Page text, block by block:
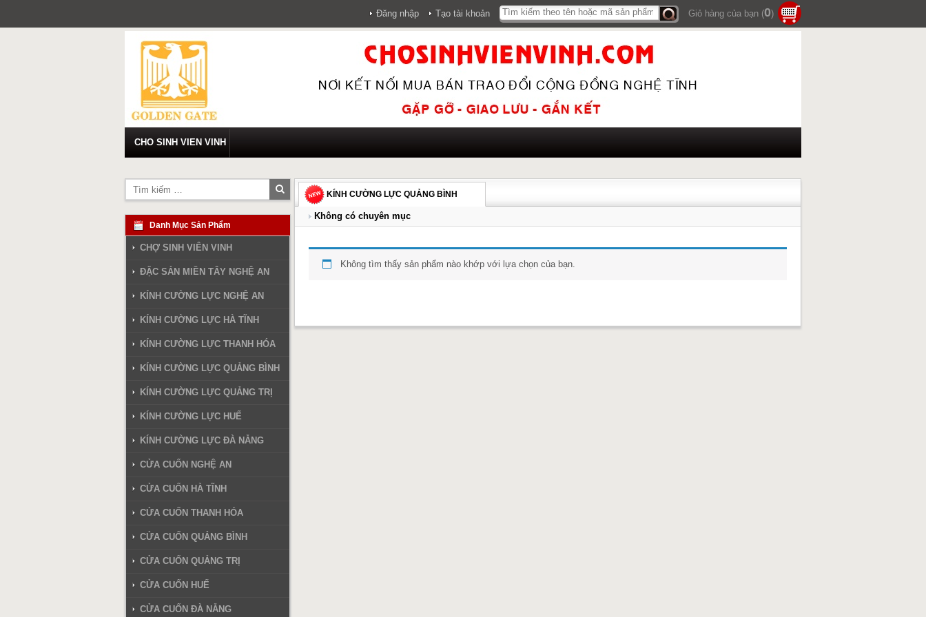
content
Đăng nhập
Tạo tài khoản
Tìm
Giỏ hàng của bạn (0)
CHO SINH VIEN VINH
KÍNH CƯỜNG LỰC QUẢNG BÌNH
Không có chuyên mục
Không tìm thấy sản phẩm nào khớp với lựa chọn của bạn.
Tìm
kiếm
Danh Mục Sản Phẩm
CHỢ SINH VIÊN VINH
ĐẶC SẢN MIỀN TÂY NGHỆ AN
KÍNH CƯỜNG LỰC NGHỆ AN
KÍNH CƯỜNG LỰC HÀ TĨNH
KÍNH CƯỜNG LỰC THANH HÓA
KÍNH CƯỜNG LỰC QUẢNG BÌNH
KÍNH CƯỜNG LỰC QUẢNG TRỊ
KÍNH CƯỜNG LỰC HUẾ
KÍNH CƯỜNG LỰC ĐÀ NẴNG
CỬA CUỐN NGHỆ AN
CỬA CUỐN HÀ TĨNH
CỬA CUỐN THANH HÓA
CỬA CUỐN QUẢNG BÌNH
CỬA CUỐN QUẢNG TRỊ
CỬA CUỐN HUẾ
CỬA CUỐN ĐÀ NẴNG